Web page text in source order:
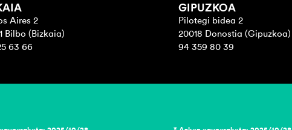
Aires 2
Bilbo (Bizkaia)
63 66
GIPUZKOA
Pilotegi bidea 2
20018 Donostia (Gipuzkoa)
94 359 80 39